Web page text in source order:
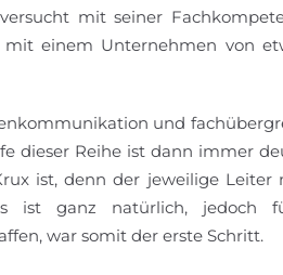
mit seiner
einem Unternehmen von
und
dieser Reihe ist dann immer
ist, denn der jeweilige Leiter
ist ganz natürlich, jedoch
war somit der erste Schritt.